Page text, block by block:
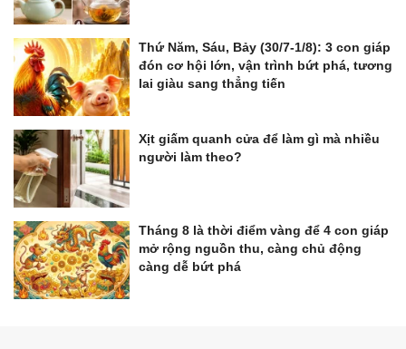
Thứ Năm, Sáu, Bảy (30/7-1/8): 3 con giáp
đón cơ hội lớn, vận trình bứt phá, tương
lai giàu sang thẳng tiến
Xịt giấm quanh cửa để làm gì mà nhiều
người làm theo?
Tháng 8 là thời điểm vàng để 4 con giáp
mở rộng nguồn thu, càng chủ động
càng dễ bứt phá